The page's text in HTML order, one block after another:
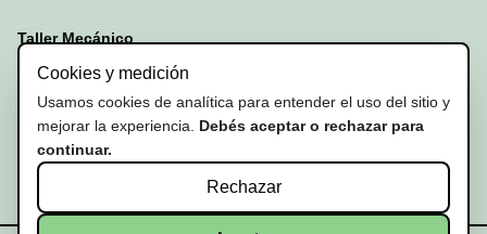
Taller Mecánico
Test de conducción
Preguntas Frecuentes
Cookies y medición
Usamos cookies de analítica para entender el uso del sitio y
mejorar la experiencia. Debés aceptar o rechazar para
continuar.
Rechazar